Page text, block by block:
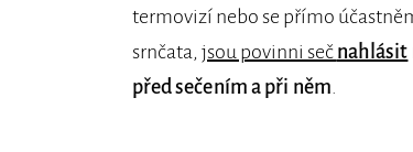
termovizí nebo se přímo
srnčata, jsou povinni seč nahlásit
před sečením a při něm.